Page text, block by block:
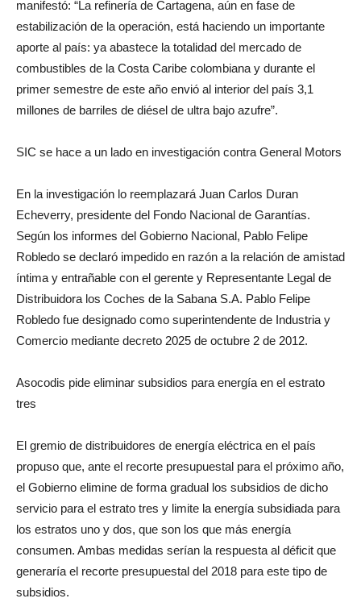
manifestó: “La refinería de Cartagena, aún en fase de
estabilización de la operación, está haciendo un importante
aporte al país: ya abastece la totalidad del mercado de
combustibles de la Costa Caribe colombiana y durante el
primer semestre de este año envió al interior del país 3,1
millones de barriles de diésel de ultra bajo azufre”.
SIC se hace a un lado en investigación contra General Motors
En la investigación lo reemplazará Juan Carlos Duran
Echeverry, presidente del Fondo Nacional de Garantías.
Según los informes del Gobierno Nacional, Pablo Felipe
Robledo se declaró impedido en razón a la relación de amistad
íntima y entrañable con el gerente y Representante Legal de
Distribuidora los Coches de la Sabana S.A. Pablo Felipe
Robledo fue designado como superintendente de Industria y
Comercio mediante decreto 2025 de octubre 2 de 2012.
Asocodis pide eliminar subsidios para energía en el estrato
tres
El gremio de distribuidores de energía eléctrica en el país
propuso que, ante el recorte presupuestal para el próximo año,
el Gobierno elimine de forma gradual los subsidios de dicho
servicio para el estrato tres y limite la energía subsidiada para
los estratos uno y dos, que son los que más energía
consumen. Ambas medidas serían la respuesta al déficit que
generaría el recorte presupuestal del 2018 para este tipo de
subsidios.